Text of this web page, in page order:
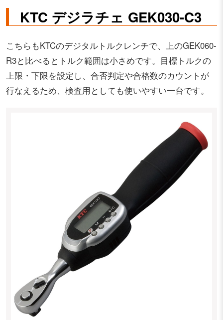
KTC デジラチェ GEK030-C3
こちらもKTCのデジタルトルクレンチで、上のGEK060-
R3と比べるとトルク範囲は小さめです。目標トルクの
上限・下限を設定し、合否判定や合格数のカウントが
行なえるため、検査用としても使いやすい一台です。